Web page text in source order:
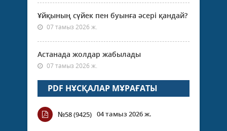
Ұйқының сүйек пен буынға әсері қандай?
07 тамыз 2026 ж.
Астанада жолдар жабылады
07 тамыз 2026 ж.
PDF НҰСҚАЛАР МҰРАҒАТЫ
№58 (9425) 04 тамыз 2026 ж.